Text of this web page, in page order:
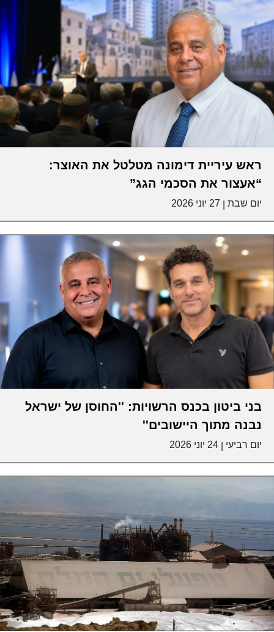
ראש עיריית דימונה מטלטל את האוצר:
“אעצור את הסכמי הגג”
יום שבת 27 יוני 2026
בני ביטון בכנס הרשויות: ''החוסן של ישראל
נבנה מתוך היישובים''
יום רביעי 24 יוני 2026